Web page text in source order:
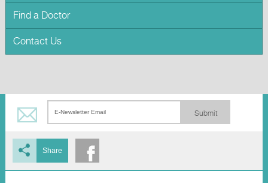
Find a Doctor
Contact Us
Submit
Share